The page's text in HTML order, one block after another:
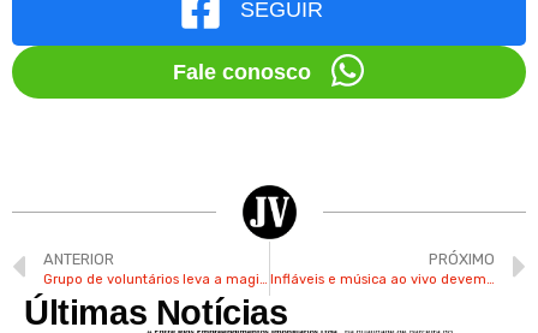
SEGUIR
Fale conosco
ANTERIOR PRÓXIMO
Últimas Notícias